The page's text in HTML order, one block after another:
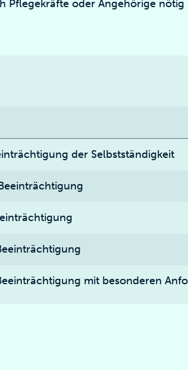
Pflegekräfte oder Angehörige
der Selbstständigkeit
mit besonderen